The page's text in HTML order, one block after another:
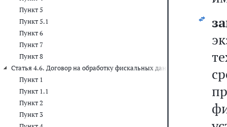
Пункт 5
Пункт 5.1
Пункт 6
Пункт 7
Пункт 8
Статья 4.6. Договор на обработку фискальных данных
Пункт 1
Пункт 1.1
Пункт 2
Пункт 3